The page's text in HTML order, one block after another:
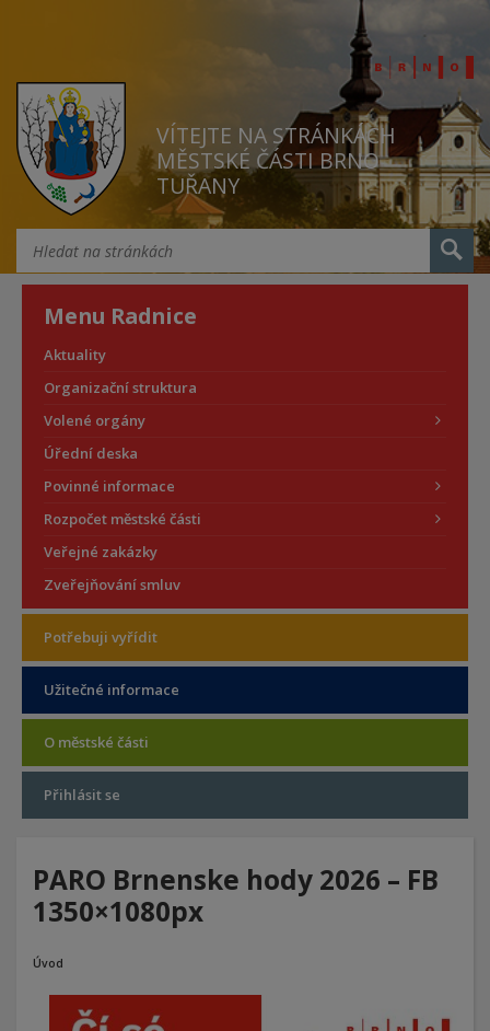
VÍTEJTE NA STRÁNKÁCH
MĚSTSKÉ ČÁSTI BRNO
TUŘANY
Menu Radnice
Aktuality
Organizační struktura
Volené orgány
Úřední deska
Povinné informace
Rozpočet městské části
Veřejné zakázky
Zveřejňování smluv
Potřebuji vyřídit
Užitečné informace
O městské části
Přihlásit se
PARO Brnenske hody 2026 – FB
1350×1080px
Úvod